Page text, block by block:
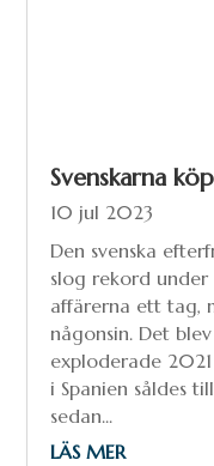
Svenskarna
10 jul 2023
Den svenska
slog rekord under
affärerna ett tag,
någonsin. Det
exploderade
i Spanien såldes
sedan...
LÄS MER